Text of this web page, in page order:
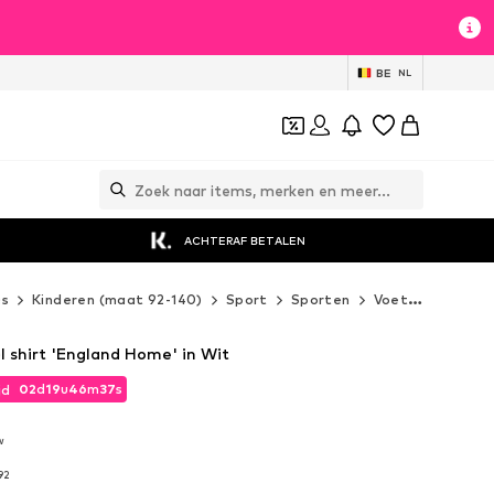
BE NL
ACHTERAF BETALEN
Kinderen (maat 92-140) Sport Sporten Voetbal
02d19u46m35s
02d19u46m35s
shirt 'England Home' in Wit